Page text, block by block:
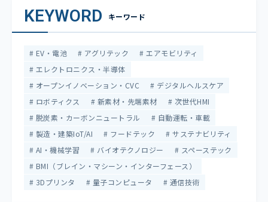
KEYWORD キーワード
EV・電池 アグリテック
エアモビリティ
エレクトロニクス・半導体
オープンイノベーション・CVC
デジタルヘルスケア
ロボティクス
新素材・先端素材
次世代HMI
脱炭素・カーボンニュートラル
自動運転・車載
製造・建築IoT/AI
フードテック
サステナビリティ
AI・機械学習
バイオテクノロジー
スペーステック
BMI（ブレイン・マシーン・インターフェース）
3Dプリンタ
量子コンピュータ 通信技術